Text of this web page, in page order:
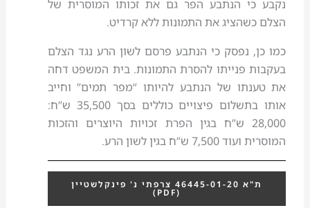
נקבע כי הנתבע הפר גם את זכותו המוסרית של
הצלם כשהציג את התמונות ללא קרדיט.
כמו כן, נפסק כי הנתבע פרסם לשון הרע נגד הצלם
בעקבות פנייתו להסרת התמונות. בית המשפט דחה
את טענתו של הנתבע להיותו “מפר תמים” וחייב
אותו בתשלום פיצויים כוללים בסך 35,500 ש”ח:
28,000 ש”ח בגין הפרת זכויות היוצרים והזכות
המוסרית ועוד 7,500 ש”ח בגין לשון הרע.
ת"א 46445-01-20‏ צרפתי נ' פינקלשטיין
(PDF)